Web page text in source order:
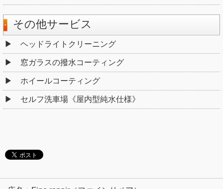
その他サービス
ヘッドライトクリーニング
窓ガラスの撥水コーティング
ホイールコーティング
セルフ洗車場《屋内型純水仕様》